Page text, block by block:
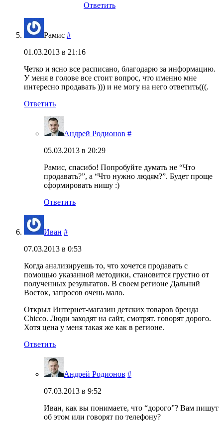
Ответить
Рамис #
01.03.2013 в 21:16
Четко и ясно все расписано, благодарю за информацию.
У меня в голове все стоит вопрос, что именно мне
интересно продавать ))) и не могу на него ответить(((.
Ответить
Андрей Родионов #
05.03.2013 в 20:29
Рамис, спасибо! Попробуйте думать не “Что
продавать?”, а “Что нужно людям?”. Будет проще
сформировать нишу :)
Ответить
Иван #
07.03.2013 в 0:53
Когда анализируешь то, что хочется продавать с
помощью указанной методики, становится грустно от
полученных результатов. В своем регионе Дальний
Восток, запросов очень мало.
Открыл Интернет-магазин детских товаров бренда
Chicco. Люди заходят на сайт, смотрят. говорят дорого.
Хотя цена у меня такая же как в регионе.
Ответить
Андрей Родионов #
07.03.2013 в 9:52
Иван, как вы понимаете, что “дорого”? Вам пишут
об этом или говорят по телефону?